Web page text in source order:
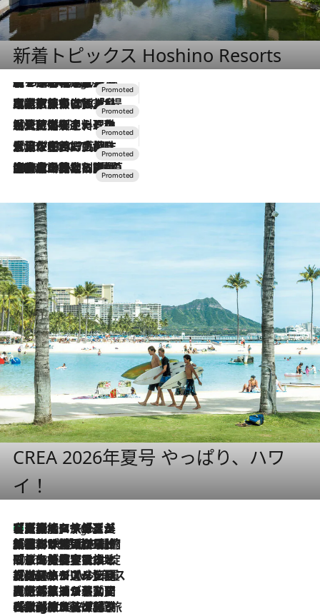
新着トピックス Hoshino Resorts
4 Hours Ago
【トンボの足水浴】ヒノキの香りに包まれて涼感マックス！約13℃の湧水かけ流しを避暑地「星野温泉 トンボの湯」で体験
2026.7.31
【ホテル帰省】という選択肢をOMOが提案。家族とほどよい距離を保つには「昼は実家、夜は気兼ねなくホテルで！」
2026.7.24
【夏限定ディナーコース】旬を迎える稚鮎や花ズッキーニなどをイタリア・トスカーナの郷土料理の手法で満喫！
2026.7.17
「土佐和ハーブかき氷」がOMO7高知に登場！生姜、山椒、大葉など目にも舌にも涼を呼ぶ郷土の味
2026.7.10
NEW OPEN！【界 草津】名湯の地に誕生。趣の異なる2種の温泉と上州ならではの会席・蕎麦割烹など美食を味わう究極の癒やし旅
CREA 2026年夏号 やっぱり、ハワ
イ！
6 Hours Ago
【厳選旅コスメ】「多機能アイテムがメイン！」旅好き美容エディターが選んだ夏旅ベストコスメを発表【Mサイズジップ】
2026.8.6
「荷物が増えるほど旅ストレスは増す」美容ジャーナリストがたどり着いた最終結論。“化粧品を劇的に減らす”感動の凝縮美容とは
2026.8.6
「旅先には金髪ウィッグを持参」日本と同じメイクでは損してる!? 美容ジャーナリストが提案する“掟破りの旅美容”とは
2026.8.6
【厳選旅コスメ】「身軽さ＆UV対策重視！」ヘアアーティストshucoが選んだ夏旅ベストコスメを発表【Mサイズジップ】
2026.8.5
【厳選旅コスメ】国内をあちこち移動する河井菜摘が選んだ夏旅ベストコスメ発表！「リラックスアイテムはマスト」【Mサイズジップ】
2026.8.4
【厳選旅コスメ】「紫外線＆乾燥対策しながらメイク感も！」ヘア＆メイクGeorgeが選んだ夏旅ベストコスメを発表！【Mサイズジップ】